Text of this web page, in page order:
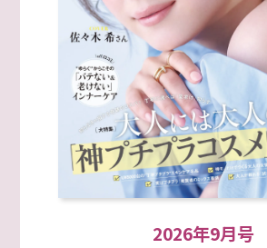
2026年9月号